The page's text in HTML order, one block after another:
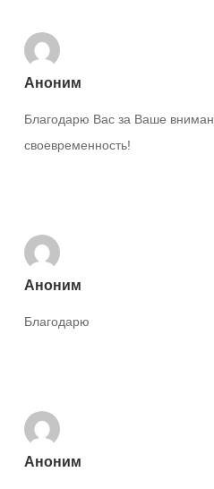
Аноним
Благодарю Вас за Ваше
своевременность!
Аноним
Благодарю
Аноним